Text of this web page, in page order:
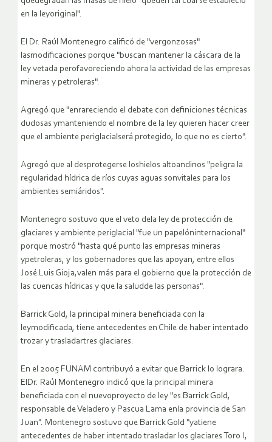
en la leyoriginal".
El Dr. Raúl Montenegro calificó de "vergonzosas"
lasmodificaciones porque "buscan mantener la cáscara de la
ley vetada perofavoreciendo ahora la actividad de las empresas
mineras y petroleras".
Agregó que "enrareciendo el debate con definiciones técnicas
dudosas ymanteniendo el nombre de la ley quieren hacer creer
que el ambiente periglacialserá protegido, lo que no es cierto".
Agregó que al desprotegerse loshielos altoandinos "peligra la
regularidad hídrica de ríos cuyas aguas sonvitales para los
ambientes semiáridos".
Montenegro sostuvo que el veto dela ley de protección de
glaciares y ambiente periglacial "fue un papelóninternacional"
porque mostró "hasta qué punto las empresas mineras
ypetroleras, y los gobernadores que las apoyan, entre ellos
José Luis Gioja,valen más para el gobierno que la protección de
las cuencas hídricas y que la saludde las personas".
Barrick Gold, la principal minera beneficiada con la
leymodificada, tiene antecedentes en Chile de haber intentado
trozar y trasladartres glaciares.
En el 2005 FUNAM contribuyó a evitar que Barrick lo lograra.
ElDr. Raúl Montenegro indicó que la principal minera
beneficiada con el nuevoproyecto de ley "es Barrick Gold,
responsable de Veladero y Pascua Lama enla provincia de San
Juan". Montenegro sostuvo que Barrick Gold "yatiene
antecedentes de haber intentado trasladar los glaciares Toro I,